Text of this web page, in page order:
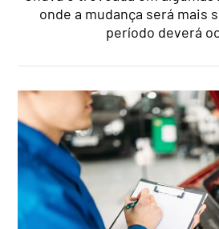
onde a mudança será mais
período deverá